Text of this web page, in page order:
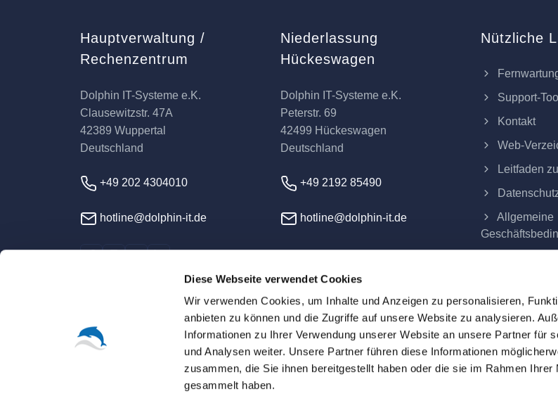
Diese Webseite verwendet Cookies
Wir verwenden Cookies, um Inhalte und Anzeigen zu personalisieren,
anbieten zu können und die Zugriffe auf unsere Website zu analysieren.
Informationen zu Ihrer Verwendung unserer Website an unsere Partner für
und Analysen weiter. Unsere Partner führen diese Informationen
zusammen, die Sie ihnen bereitgestellt haben oder die sie im Rahmen Ihrer
gesammelt haben.
Hauptverwaltung /
Rechenzentrum
Dolphin IT-Systeme e.K.
Clausewitzstr. 47A
42389 Wuppertal
Deutschland
+49 202 4304010
hotline@dolphin-it.de
Niederlassung
Hückeswagen
Dolphin IT-Systeme e.K.
Peterstr. 69
42499 Hückeswagen
Deutschland
+49 2192 85490
hotline@dolphin-it.de
Nützliche
Support-
Kontakt
Web-
Leitfaden
Allgemeine
© 2026 Dolphin IT-Systeme e.K.
Sofern nicht ausdrücklich anders vereinbart, sind alle Preise Festpreise und verstehen sich